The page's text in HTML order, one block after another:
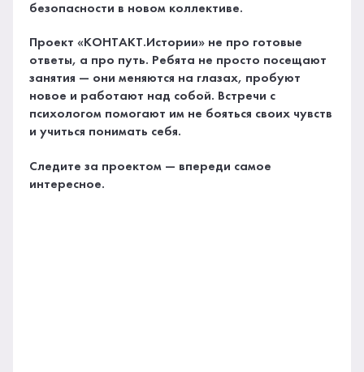
безопасности в новом коллективе.
Проект «КОНТАКТ.Истории» не про готовые
ответы, а про путь. Ребята не просто посещают
занятия — они меняются на глазах, пробуют
новое и работают над собой. Встречи с
психологом помогают им не бояться своих чувств
и учиться понимать себя.
Следите за проектом — впереди самое
интересное.